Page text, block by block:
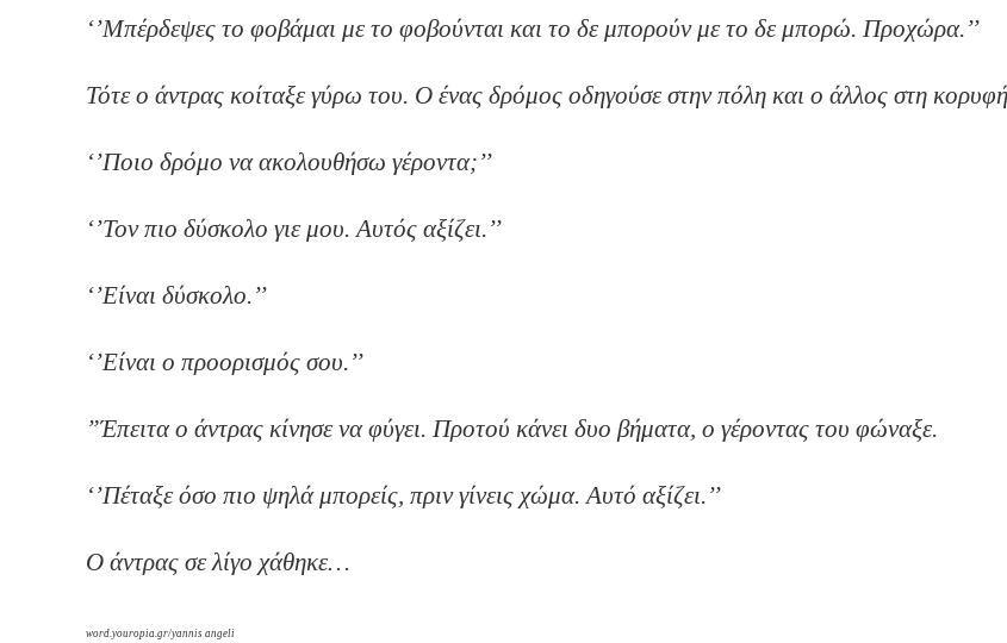
‘’Μπέρδεψες το φοβάμαι με το φοβούνται και το δε μπορούν με το δε μπορώ. Προχώρα.’’
Τότε o άντρας κοίταξε γύρω του. Ο ένας δρόμος οδηγούσε στην πόλη και ο άλλος
‘’Ποιο δρόμο να ακολουθήσω γέροντα;’’
‘’Τον πιο δύσκολο γιε μου. Αυτός αξίζει.’’
‘’Είναι δύσκολο.’’
‘’Είναι ο προορισμός σου.’’
”Έπειτα ο άντρας κίνησε να φύγει. Προτού κάνει δυο βήματα, ο γέροντας του φώναξε.
‘’Πέταξε όσο πιο ψηλά μπορείς, πριν γίνεις χώμα. Αυτό αξίζει.’’
Ο άντρας σε λίγο χάθηκε…
word.youropia.gr/yannis angeli